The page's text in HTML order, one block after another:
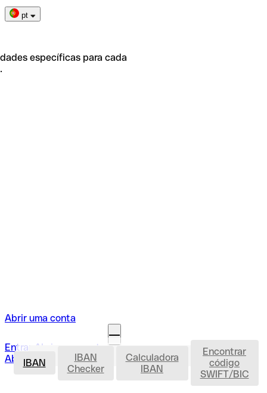
pt
específicas para cada
Abrir uma conta
Entrar Abrir uma conta
Abrir a minha conta
IBAN
IBAN
IBAN
Checker
Calculadora
IBAN
Encontrar
código
SWIFT/BIC